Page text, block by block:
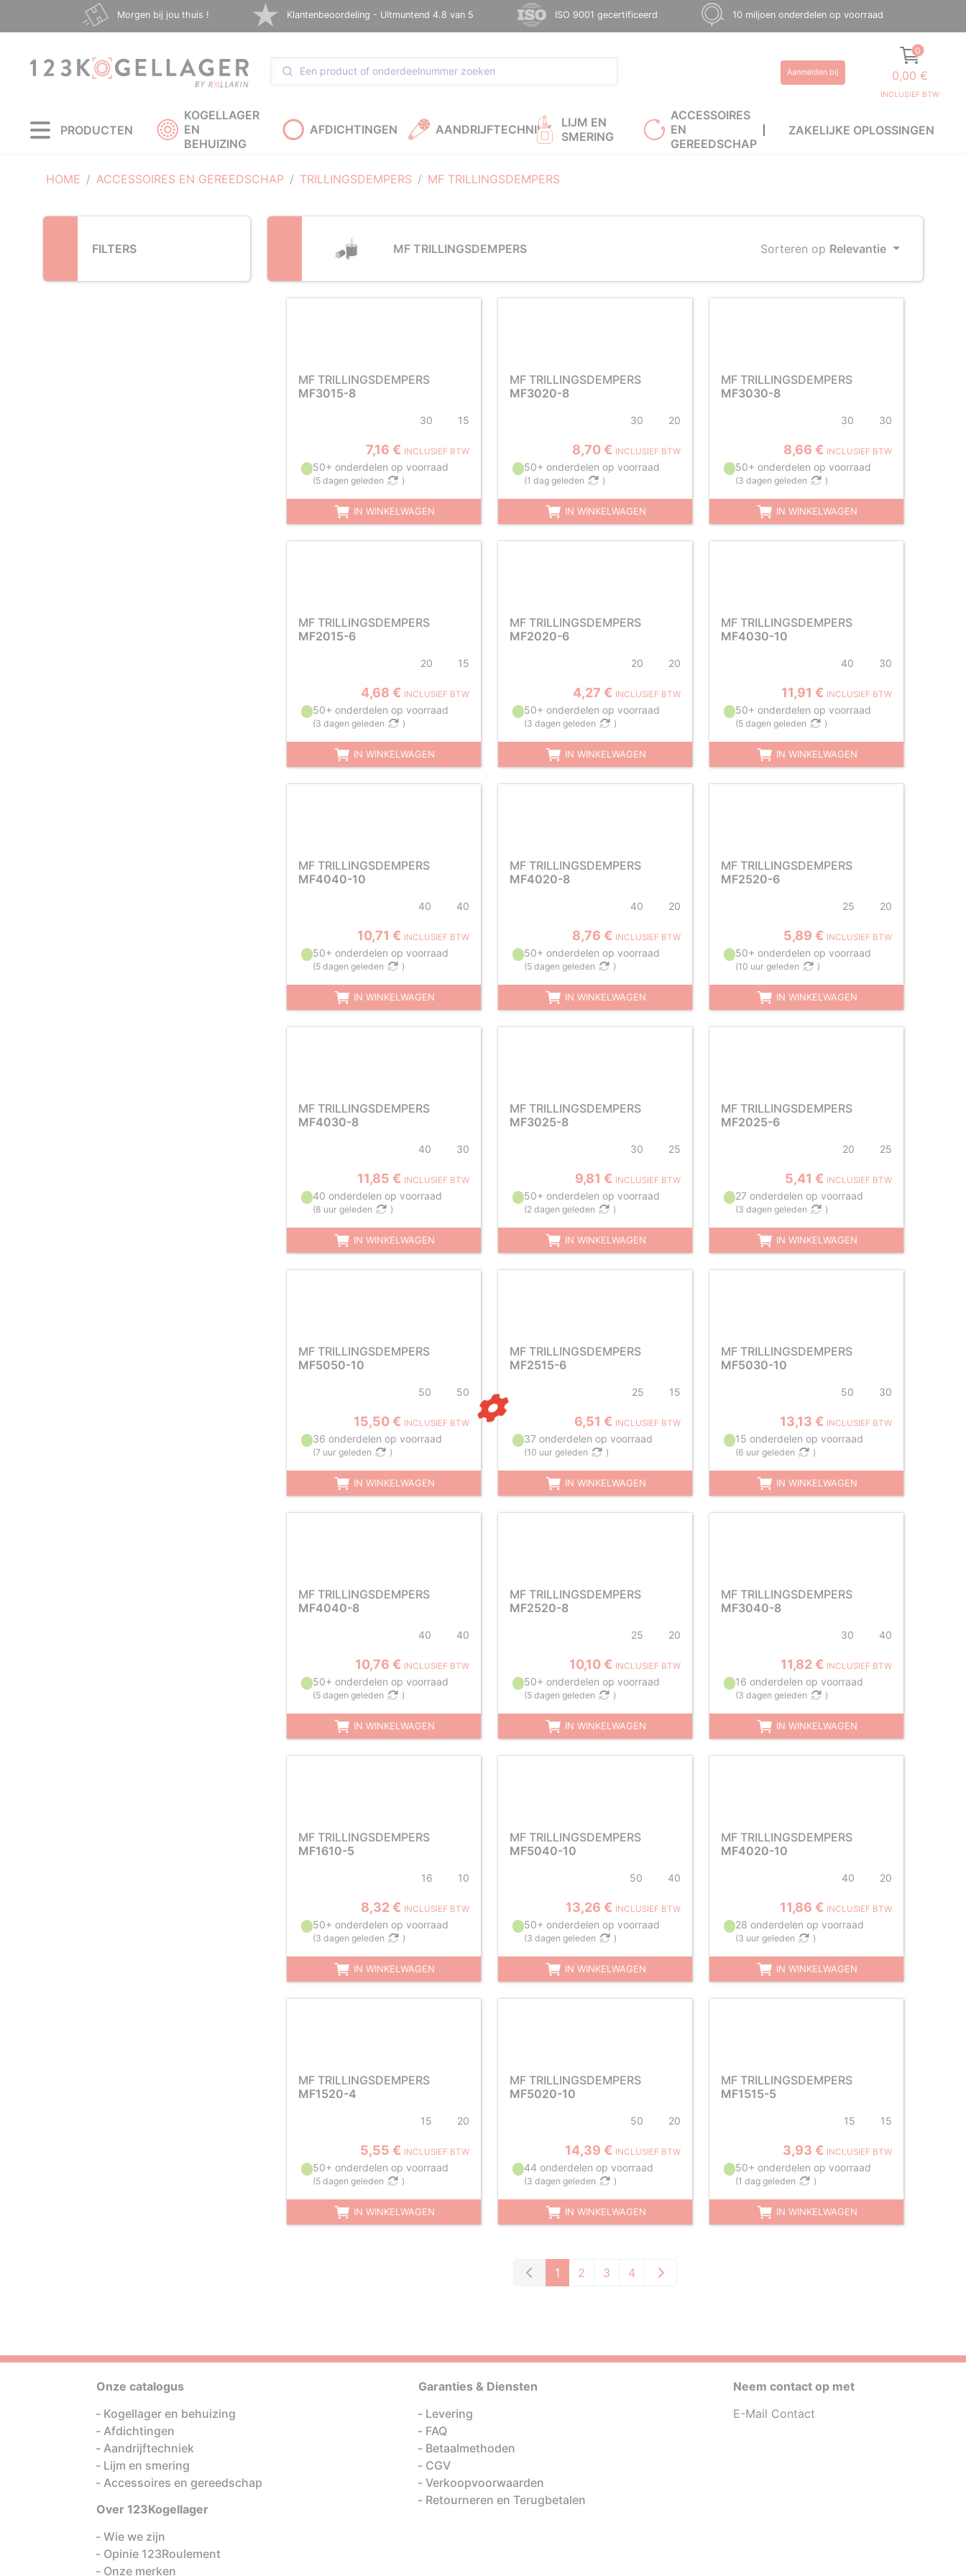
Morgen bij jou thuis ! Klantenbeoordeling - Uitmuntend 4.8 van 5 ISO 9001 gecertificeerd 10 miljoen onderdelen op voorraad
Aanmelden bij
0
0,00 €
INCLUSIEF BTW
PRODUCTEN
KOGELLAGER
EN
BEHUIZING
AFDICHTINGEN AANDRIJFTECHNIEK
LIJM EN
SMERING
ACCESSOIRES
EN
GEREEDSCHAP
ZAKELIJKE OPLOSSINGEN
HOME ACCESSOIRES EN GEREEDSCHAP TRILLINGSDEMPERS MF TRILLINGSDEMPERS
FILTERS MF TRILLINGSDEMPERS Sorteren op Relevantie
MF TRILLINGSDEMPERS
MF3015-8
30 15
7,16 € INCLUSIEF BTW
50+ onderdelen op voorraad
(5 dagen geleden )
IN WINKELWAGEN
MF TRILLINGSDEMPERS
MF3020-8
30 20
8,70 € INCLUSIEF BTW
50+ onderdelen op voorraad
(1 dag geleden )
IN WINKELWAGEN
MF TRILLINGSDEMPERS
MF3030-8
30 30
8,66 € INCLUSIEF BTW
50+ onderdelen op voorraad
(3 dagen geleden )
IN WINKELWAGEN
MF TRILLINGSDEMPERS
MF2015-6
20 15
4,68 € INCLUSIEF BTW
50+ onderdelen op voorraad
(3 dagen geleden )
IN WINKELWAGEN
MF TRILLINGSDEMPERS
MF2020-6
20 20
4,27 € INCLUSIEF BTW
50+ onderdelen op voorraad
(3 dagen geleden )
IN WINKELWAGEN
MF TRILLINGSDEMPERS
MF4030-10
40 30
11,91 € INCLUSIEF BTW
50+ onderdelen op voorraad
(5 dagen geleden )
IN WINKELWAGEN
MF TRILLINGSDEMPERS
MF4040-10
40 40
10,71 € INCLUSIEF BTW
50+ onderdelen op voorraad
(5 dagen geleden )
IN WINKELWAGEN
MF TRILLINGSDEMPERS
MF4020-8
40 20
8,76 € INCLUSIEF BTW
50+ onderdelen op voorraad
(5 dagen geleden )
IN WINKELWAGEN
MF TRILLINGSDEMPERS
MF2520-6
25 20
5,89 € INCLUSIEF BTW
50+ onderdelen op voorraad
(10 uur geleden )
IN WINKELWAGEN
MF TRILLINGSDEMPERS
MF4030-8
40 30
11,85 € INCLUSIEF BTW
40 onderdelen op voorraad
(8 uur geleden )
IN WINKELWAGEN
MF TRILLINGSDEMPERS
MF3025-8
30 25
9,81 € INCLUSIEF BTW
50+ onderdelen op voorraad
(2 dagen geleden )
IN WINKELWAGEN
MF TRILLINGSDEMPERS
MF2025-6
20 25
5,41 € INCLUSIEF BTW
27 onderdelen op voorraad
(3 dagen geleden )
IN WINKELWAGEN
MF TRILLINGSDEMPERS
MF5050-10
50 50
15,50 € INCLUSIEF BTW
36 onderdelen op voorraad
(7 uur geleden )
IN WINKELWAGEN
MF TRILLINGSDEMPERS
MF2515-6
25 15
6,51 € INCLUSIEF BTW
37 onderdelen op voorraad
(10 uur geleden )
IN WINKELWAGEN
MF TRILLINGSDEMPERS
MF5030-10
50 30
13,13 € INCLUSIEF BTW
15 onderdelen op voorraad
(6 uur geleden )
IN WINKELWAGEN
MF TRILLINGSDEMPERS
MF4040-8
40 40
10,76 € INCLUSIEF BTW
50+ onderdelen op voorraad
(5 dagen geleden )
IN WINKELWAGEN
MF TRILLINGSDEMPERS
MF2520-8
25 20
10,10 € INCLUSIEF BTW
50+ onderdelen op voorraad
(5 dagen geleden )
IN WINKELWAGEN
MF TRILLINGSDEMPERS
MF3040-8
30 40
11,82 € INCLUSIEF BTW
16 onderdelen op voorraad
(3 dagen geleden )
IN WINKELWAGEN
MF TRILLINGSDEMPERS
MF1610-5
16 10
8,32 € INCLUSIEF BTW
50+ onderdelen op voorraad
(3 dagen geleden )
IN WINKELWAGEN
MF TRILLINGSDEMPERS
MF5040-10
50 40
13,26 € INCLUSIEF BTW
50+ onderdelen op voorraad
(3 dagen geleden )
IN WINKELWAGEN
MF TRILLINGSDEMPERS
MF4020-10
40 20
11,86 € INCLUSIEF BTW
28 onderdelen op voorraad
(3 uur geleden )
IN WINKELWAGEN
MF TRILLINGSDEMPERS
MF1520-4
15 20
5,55 € INCLUSIEF BTW
50+ onderdelen op voorraad
(5 dagen geleden )
IN WINKELWAGEN
MF TRILLINGSDEMPERS
MF5020-10
50 20
14,39 € INCLUSIEF BTW
44 onderdelen op voorraad
(3 dagen geleden )
IN WINKELWAGEN
MF TRILLINGSDEMPERS
MF1515-5
15 15
3,93 € INCLUSIEF BTW
50+ onderdelen op voorraad
(1 dag geleden )
IN WINKELWAGEN
1 2 3 4
Onze catalogus
Kogellager en behuizing
Afdichtingen
Aandrijftechniek
Lijm en smering
Accessoires en gereedschap
Over 123Kogellager
Wie we zijn
Opinie 123Roulement
Onze merken
Garanties & Diensten
Levering
FAQ
Betaalmethoden
CGV
Verkoopvoorwaarden
Retourneren en Terugbetalen
Neem contact op met
E-Mail Contact